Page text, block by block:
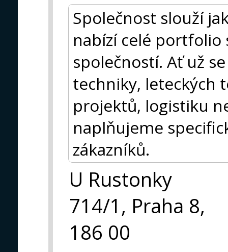
Společnost slouží
nabízí celé portfolio
společností. Ať už
techniky, leteckých
projektů, logistiku
naplňujeme
zákazníků.
U Rustonky
714/1, Praha 8,
186 00